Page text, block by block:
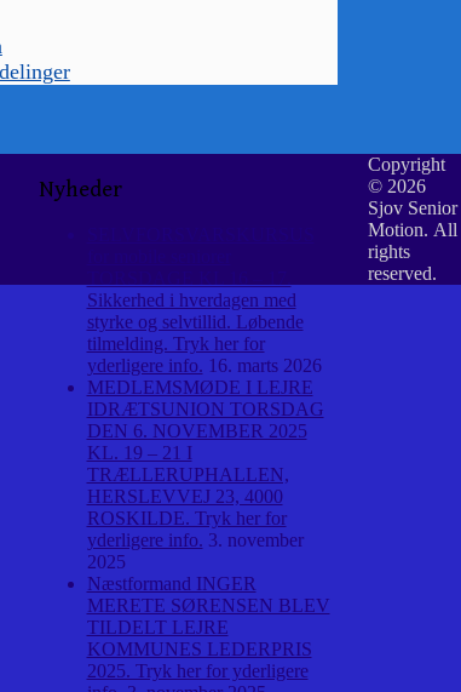
Nyheder
Sikkerhed i hverdagen med
styrke og selvtillid. Løbende
tilmelding. Tryk her for
yderligere info. 16. marts 2026
MEDLEMSMØDE I LEJRE
IDRÆTSUNION TORSDAG
DEN 6. NOVEMBER 2025
KL. 19 – 21 I
TRÆLLERUPHALLEN,
HERSLEVVEJ 23, 4000
ROSKILDE. Tryk her for
yderligere info. 3. november
2025
Næstformand INGER
MERETE SØRENSEN BLEV
TILDELT LEJRE
KOMMUNES LEDERPRIS
2025. Tryk her for yderligere
Copyright
© 2026
Sjov Senior
Motion. All
rights
reserved.